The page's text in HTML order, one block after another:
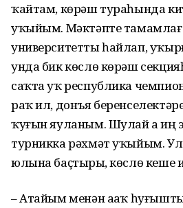
ҡайтам, көрәш тураһында
уҡыйым. Мәктәп­те
университетты һайлап,
унда бик көслө көрәш
саҡта уҡ республика
раҡ ил, донъя
ҡуғын яуланым. Шулай ҙа иң
турникка рәхмәт уҡыйым.
юлына баҫтырҙы, көслө кеше
– Атайым менән аҙаҡ